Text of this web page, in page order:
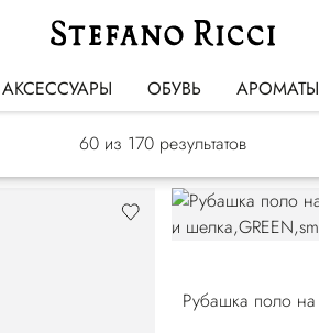
АКСЕССУАРЫ ОБУВЬ АРОМАТЫ
Трикотаж
60 из 170 результатов